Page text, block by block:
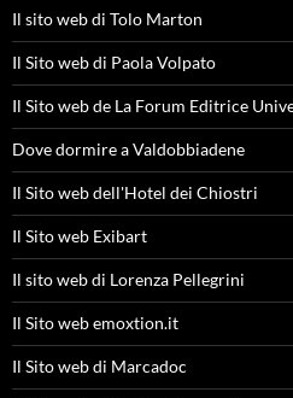
Il sito web di Tolo Marton
Il Sito web di Paola Volpato
Il Sito web de La Forum Editrice
Dove dormire a Valdobbiadene
Il Sito web dell'Hotel dei Chiostri
Il Sito web Exibart
Il sito web di Lorenza Pellegrini
Il Sito web emoxtion.it
Il Sito web di Marcadoc